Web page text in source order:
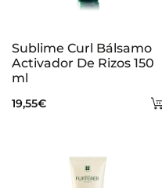
Sublime Curl Bálsamo
Activador De Rizos 150
ml
19,55€